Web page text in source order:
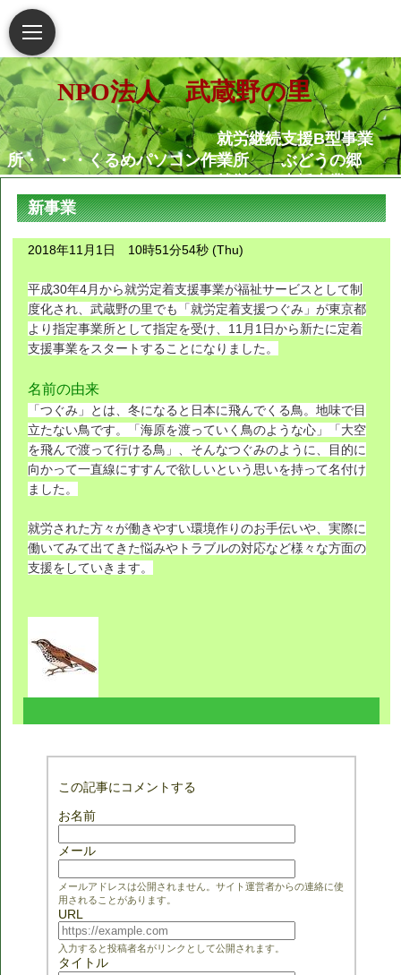
NPO法人 武蔵野の里
就労継続支援B型事業
所・・・・くるめパソコン作業所 ぶどうの郷
就労移行支援事業
所・・・・・・くるめパソコン作業所
相談支援センター武蔵野
の里
就労定着支援センターつ
ぐみ
障害がある人もない人も共に生き
新事業
2018年11月1日 10時51分54秒 (Thu)
平成30年4月から就労定着支援事業が福祉サービスとして制
度化され、武蔵野の里でも「就労定着支援つぐみ」が東京都
より指定事業所として指定を受け、11月1日から新たに定着
支援事業をスタートすることになりました。
名前の由来
「つぐみ」とは、冬になると日本に飛んでくる鳥。地味で目
立たない鳥です。「海原を渡っていく鳥のような心」「大空
を飛んで渡って行ける鳥」、そんなつぐみのように、目的に
向かって一直線にすすんで欲しいという思いを持って名付け
ました。
就労された方々が働きやすい環境作りのお手伝いや、実際に
働いてみて出てきた悩みやトラブルの対応など様々な方面の
支援をしていきます。
この記事にコメントする
お名前
メール
メールアドレスは公開されません。サイト運営者からの連絡に使
用されることがあります。
URL
入力すると投稿者名がリンクとして公開されます。
タイトル